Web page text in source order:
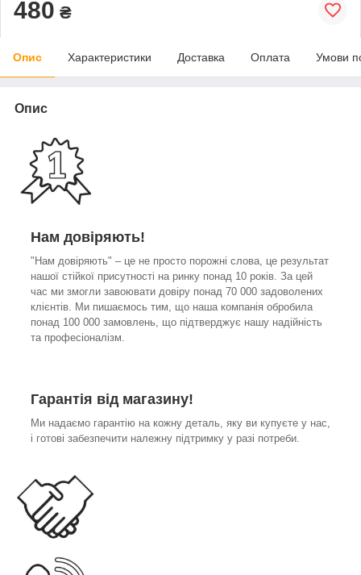
480 ₴
Опис Характеристики Доставка Оплата Умови
Опис
Нам довіряють!
"Нам довіряють" – це не просто порожні слова, це результат
нашої стійкої присутності на ринку понад 10 років. За цей
час ми змогли завоювати довіру понад 70 000 задоволених
клієнтів. Ми пишаємось тим, що наша компанія обробила
понад 100 000 замовлень, що підтверджує нашу надійність
та професіоналізм.
Гарантія від магазину!
Ми надаємо гарантію на кожну деталь, яку ви купуєте у нас,
і готові забезпечити належну підтримку у разі потреби.